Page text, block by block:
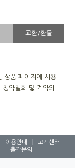
교환/환불
상품 페이지에 시용
약철회 및 계약의
이용안내 고객센터
출간문의